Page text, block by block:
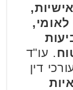
. עו"ד
דין